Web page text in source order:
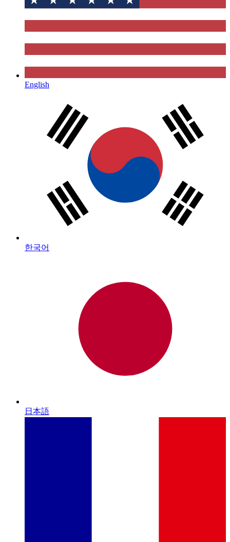
English
한국어
日本語